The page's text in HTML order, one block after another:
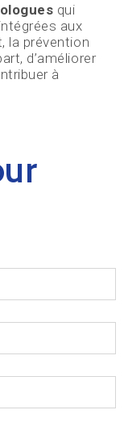
qui
aux
la prévention
d’améliorer
à